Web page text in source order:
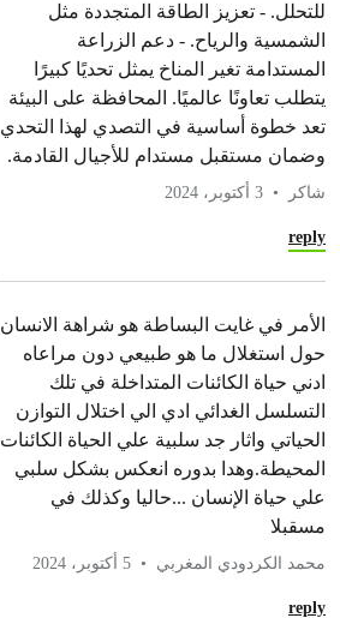
للتحلل. - تعزيز الطاقة المتجددة مثل
الشمسية والرياح. - دعم الزراعة
المستدامة تغير المناخ يمثل تحديًا كبيرًا
يتطلب تعاونًا عالميًا. المحافظة على البيئة
تعد خطوة أساسية في التصدي لهذا التحدي
وضمان مستقبل مستدام للأجيال القادمة.
شاكر 3 أكتوبر، 2024
reply
الأمر في غايت البساطة هو شراهة الانسان
حول استغلال ما هو طبيعي دون مراعاه
ادني حياة الكائنات المتداخلة في تلك
التسلسل الغدائي ادي الي اختلال التوازن
الحياتي واثار جد سلبية علي الحياة الكائنات
المحيطة.وهدا بدوره انعكس بشكل سلبي
علي حياة الإنسان ...حاليا وكذلك في
مسقبلا
محمد الكردودي المغربي 5 أكتوبر، 2024
reply